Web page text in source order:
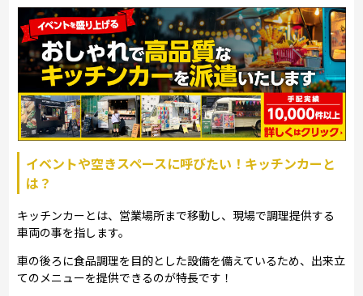
イベントや空きスペースに呼びたい！キッチンカーと
は？
キッチンカーとは、営業場所まで移動し、現場で調理提供する
車両の事を指します。
車の後ろに食品調理を目的とした設備を備えているため、出来立
てのメニューを提供できるのが特長です！